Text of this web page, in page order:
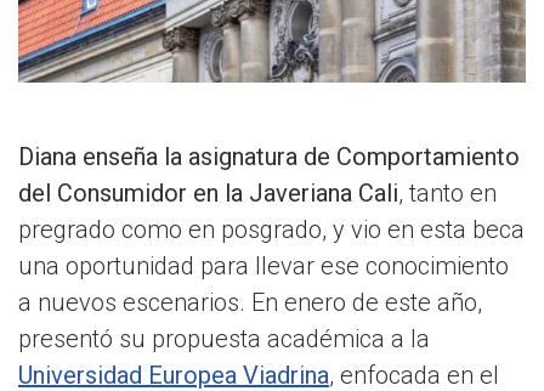
Diana enseña la asignatura de Comportamiento
del Consumidor en la Javeriana Cali, tanto en
pregrado como en posgrado, y vio en esta beca
una oportunidad para llevar ese conocimiento
a nuevos escenarios. En enero de este año,
presentó su propuesta académica a la
Universidad Europea Viadrina, enfocada en el